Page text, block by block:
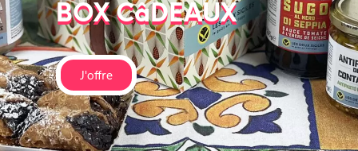
BOX CâDEAUX
J'offre